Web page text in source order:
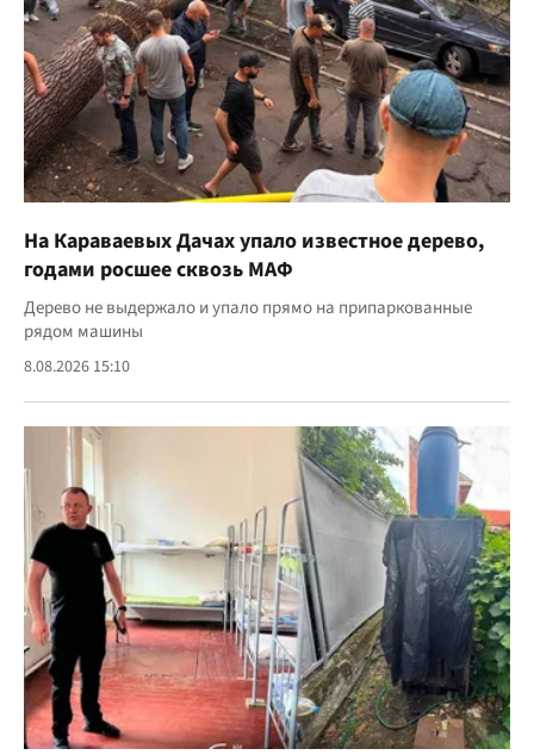
На Караваевых Дачах упало известное дерево,
годами росшее сквозь МАФ
Дерево не выдержало и упало прямо на припаркованные
рядом машины
8.08.2026 15:10